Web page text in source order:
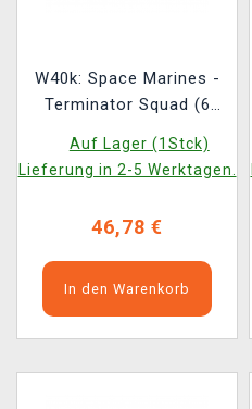
W40k: Space Marines -
Terminator Squad (6
Auf Lager (1Stck)
Lieferung in 2-5 Werktagen.
46,78 €
In den Warenkorb